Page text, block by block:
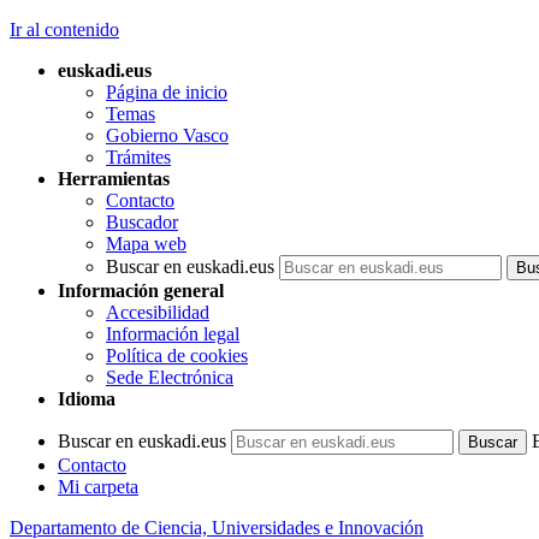
Ir al contenido
euskadi.eus
Página de inicio
Temas
Gobierno Vasco
Trámites
Herramientas
Contacto
Buscador
Mapa web
Buscar en euskadi.eus
Información general
Accesibilidad
Información legal
Política de cookies
Sede Electrónica
Idioma
Buscar en euskadi.eus
Contacto
Mi carpeta
Departamento de Ciencia, Universidades e Innovación